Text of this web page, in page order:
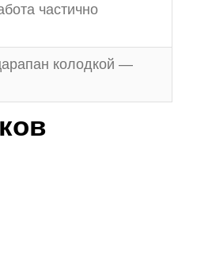
частично
колодкой —